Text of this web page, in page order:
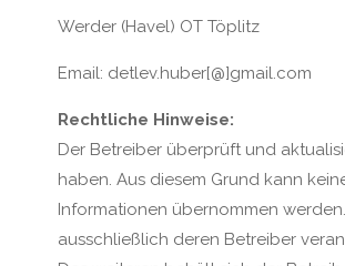
Werder (Havel) OT Töplitz
Email: detlev.huber[@]gmail.com
Rechtliche Hinweise:
Der Betreiber überprüft und
haben. Aus diesem Grund kann
Informationen übernommen
ausschließlich deren Betreiber